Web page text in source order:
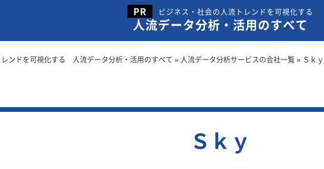
ビジネス・社会の人流トレンドを可視化する
人流データ分析・活用のすべて
レンドを可視化する 人流データ分析・活用のすべて » 人流データ分析サービスの会社一覧» Ｓｋｙ
Ｓｋｙ